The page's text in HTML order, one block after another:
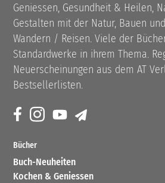
Geniessen, Gesundheit & Heilen,
Gestalten mit der Natur, Bauen
Wandern / Reisen. Viele der
Standardwerke in ihrem Thema.
Neuerscheinungen aus dem AT
Bestsellerlisten.
Bücher
Buch-Neuheiten
Kochen & Geniessen